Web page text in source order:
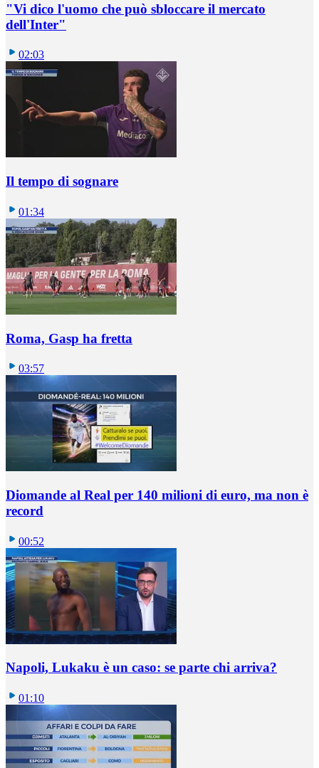
"Vi dico l'uomo che può sbloccare il mercato
dell'Inter"
02:03
Il tempo di sognare
01:34
Roma, Gasp ha fretta
03:57
Diomande al Real per 140 milioni di euro, ma non è
record
00:52
Napoli, Lukaku è un caso: se parte chi arriva?
01:10